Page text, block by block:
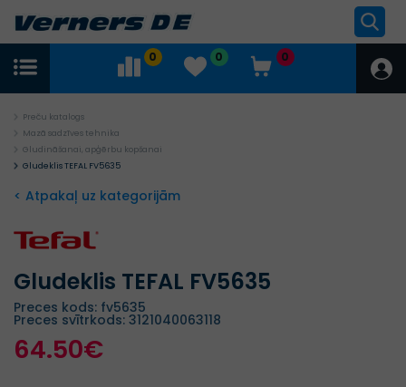
0 0 0
Preču katalogs
Mazā sadzīves tehnika
Gludināšanai, apģērbu kopšanai
Gludeklis TEFAL FV5635
< Atpakaļ uz kategorijām
Gludeklis TEFAL FV5635
Preces kods: fv5635
Preces svītrkods: 3121040063118
64.50€